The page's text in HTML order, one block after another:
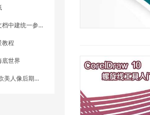
线 - 方法1：对齐和分布
教程
底世界
像后期色调实例